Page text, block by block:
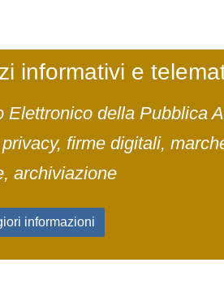
informativi e
della Pubblica
firme digitali,
archiviazione
informazioni